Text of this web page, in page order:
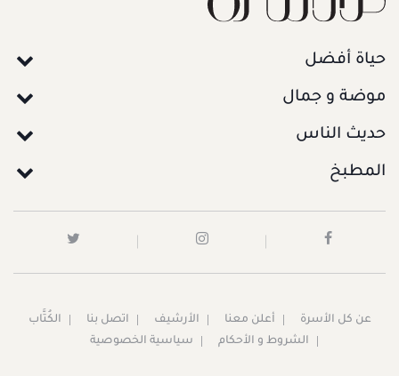
حياة أفضل
موضة و جمال
حديث الناس
المطبخ
عن كل الأسرة أعلن معنا الأرشيف اتصل بنا
الكُتَّاب
الشروط و الأحكام
سياسية الخصوصية